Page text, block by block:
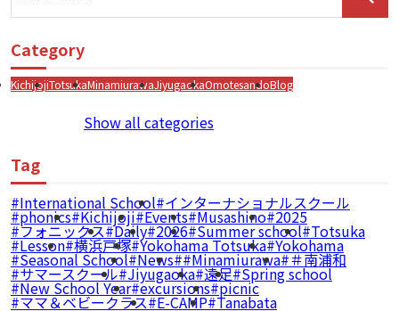
Category
KichijojiTotsukaMinamiurawaJiyugaokaOmotesandoBlog
Show all categories
Tag
International School インターナショナルスクール
phonics Kichijoji Events Musashino 2025
フォニックス Daily 2026 Summer school Totsuka
Lesson 横浜戸塚 Yokohama Totsuka Yokohama
Seasonal School News #Minamiurawa ＃南浦和
サマースクール Jiyugaoka 遠足 Spring school
New School Year excursions picnic
ママ＆ベビークラス E-CAMP Tanabata